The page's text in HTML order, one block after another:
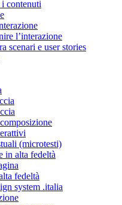
contenuti
l’interazione
scenari e user stories
(microtesti)
in alta fedeltà
fedeltà
system .italia